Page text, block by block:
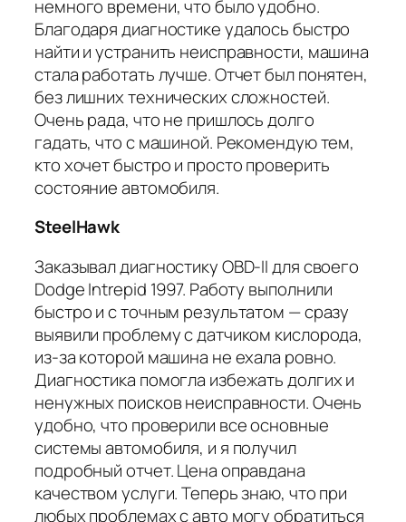
немного времени, что было удобно.
Благодаря диагностике удалось быстро
найти и устранить неисправности, машина
стала работать лучше. Отчет был понятен,
без лишних технических сложностей.
Очень рада, что не пришлось долго
гадать, что с машиной. Рекомендую тем,
кто хочет быстро и просто проверить
состояние автомобиля.
SteelHawk
Заказывал диагностику OBD-II для своего
Dodge Intrepid 1997. Работу выполнили
быстро и с точным результатом — сразу
выявили проблему с датчиком кислорода,
из-за которой машина не ехала ровно.
Диагностика помогла избежать долгих и
ненужных поисков неисправности. Очень
удобно, что проверили все основные
системы автомобиля, и я получил
подробный отчет. Цена оправдана
качеством услуги. Теперь знаю, что при
любых проблемах с авто могу обратиться